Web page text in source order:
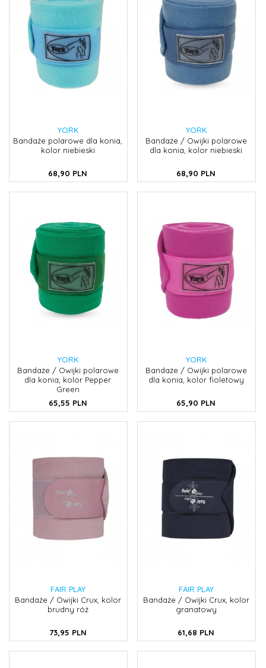
YORK
Bandaże polarowe dla konia,
kolor niebieski
68,90 PLN
YORK
Bandaże / Owijki polarowe
dla konia, kolor niebieski
68,90 PLN
YORK
Bandaże / Owijki polarowe
dla konia, kolor Pepper
Green
65,55 PLN
YORK
Bandaże / Owijki polarowe
dla konia, kolor fioletowy
65,90 PLN
FAIR PLAY
Bandaże / Owijki Crux, kolor
brudny róż
73,95 PLN
FAIR PLAY
Bandaże / Owijki Crux, kolor
granatowy
61,68 PLN